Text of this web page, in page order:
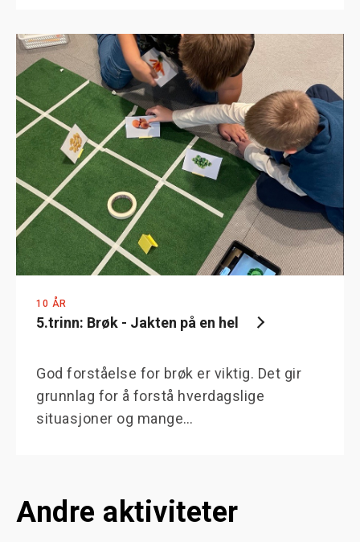
10 ÅR
5.trinn: Brøk - Jakten på en hel
God forståelse for brøk er viktig. Det gir
grunnlag for å forstå hverdagslige
situasjoner og mange…
Andre aktiviteter